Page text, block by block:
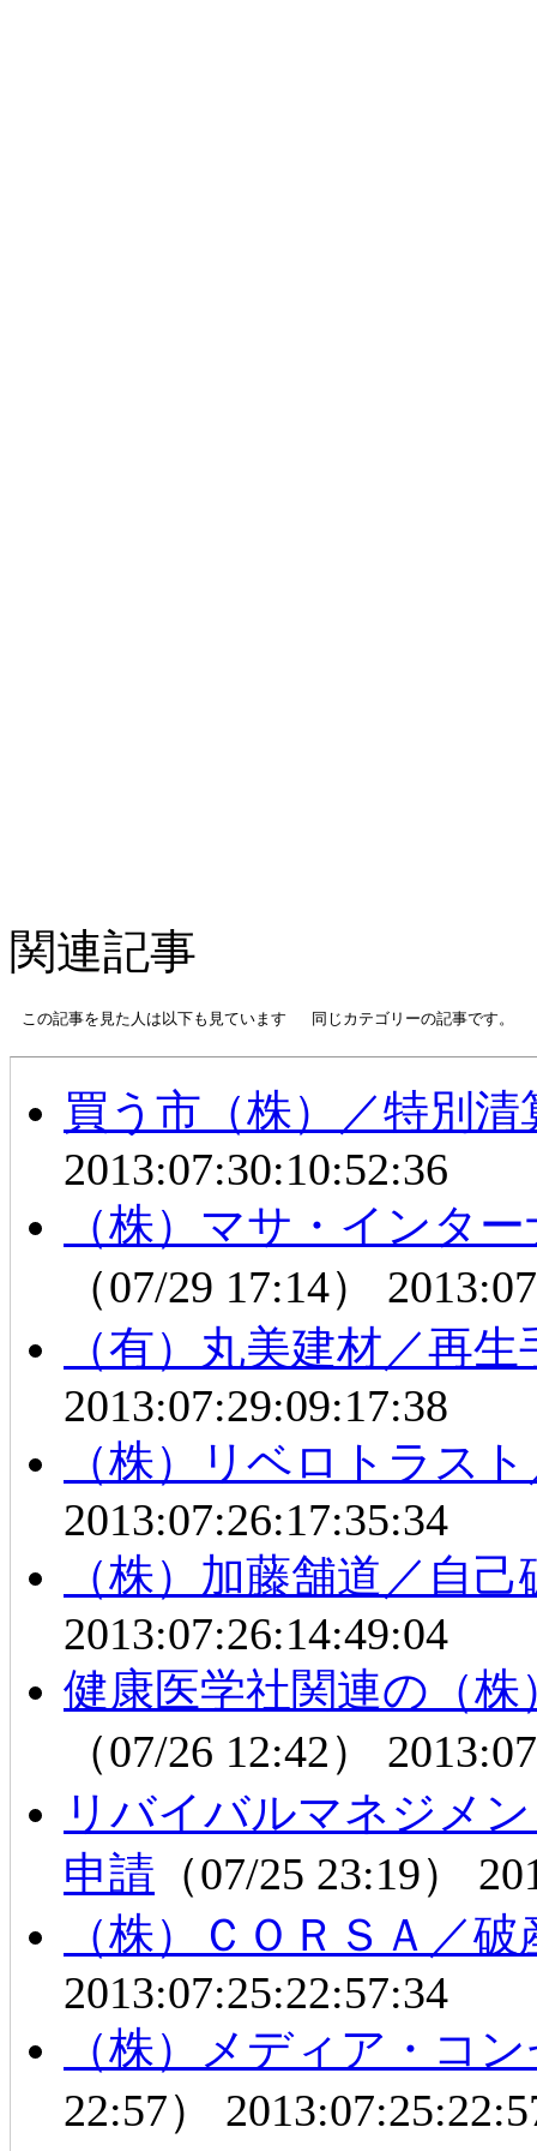
関連記事
この記事を見た人は以下も見ています 同じカテゴリーの記事です。
買う市（株）／特別清
2013:07:30:10:52:36
（株）マサ・インタ
（07/29 17:14）
（有）丸美建材／再
2013:07:29:09:17:38
（株）リベロトラス
2013:07:26:17:35:34
（株）加藤舗道／自
2013:07:26:14:49:04
健康医学社関連の（
（07/26 12:42）
リバイバルマネジメ
申請 （07/25 23:19）
（株）ＣＯＲＳＡ／
2013:07:25:22:57:34
（株）メディア・コ
22:57）